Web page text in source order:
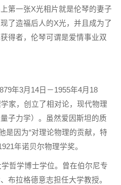
第一张X光相片就是伦琴的妻子
了造福后人的X光，并且成为了
得者，伦琴可谓是爱情事业双
年3月14日－1955年4月18
家，创立了相对论，现代物理
子力学）。虽然爱因斯坦的质
是因为“对理论物理的贡献，特
年诺贝尔物理学奖。
哲学博士学位。曾在伯尔尼专
布拉格德意志担任大学教授。